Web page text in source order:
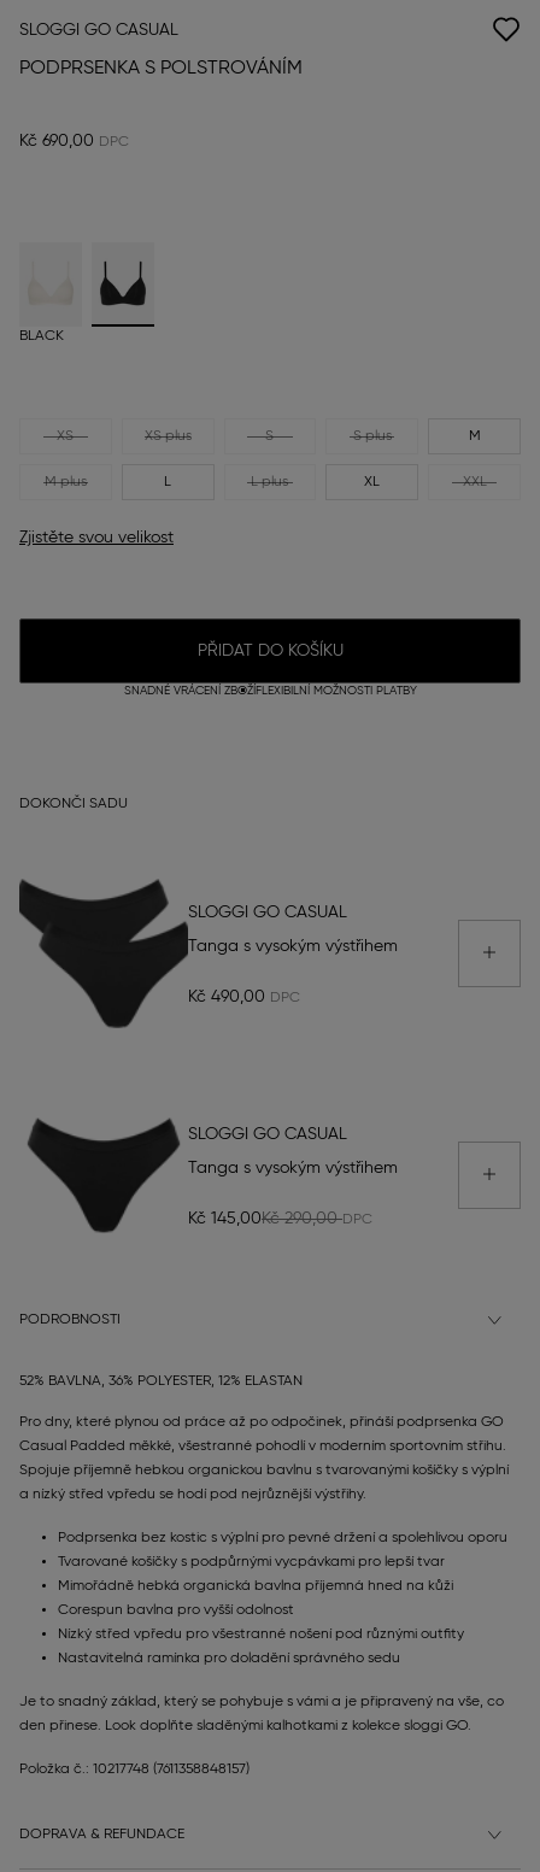
SLOGGI GO CASUAL
PODPRSENKA S POLSTROVÁNÍM
Kč 690,00
BLACK
XS XS plus S S plus M
M plus L L plus XL XXL
Zjistěte svou velikost
PŘIDAT DO KOŠÍKU
SNADNÉ VRÁCENÍ ZBOŽÍ FLEXIBILNÍ MOŽNOSTI PLATBY
DOKONČI SADU
SLOGGI GO CASUAL
Tanga s vysokým výstřihem
Kč 490,00
SLOGGI GO CASUAL
Tanga s vysokým výstřihem
Kč 145,00Kč 290,00
PODROBNOSTI
52% BAVLNA, 36% POLYESTER, 12% ELASTAN
Pro dny, které plynou od práce až po odpočinek, přináší podprsenka GO
Casual Padded měkké, všestranné pohodlí v moderním sportovním střihu.
Spojuje příjemně hebkou organickou bavlnu s tvarovanými košíčky s výplní
a nízký střed vpředu se hodí pod nejrůznější výstřihy.
Podprsenka bez kostic s výplní pro pevné držení a spolehlivou oporu
Tvarované košíčky s podpůrnými vycpávkami pro lepší tvar
Mimořádně hebká organická bavlna příjemná hned na kůži
Corespun bavlna pro vyšší odolnost
Nízký střed vpředu pro všestranné nošení pod různými outfity
Nastavitelná ramínka pro doladění správného sedu
Je to snadný základ, který se pohybuje s vámi a je připravený na vše, co
den přinese. Look doplňte sladěnými kalhotkami z kolekce sloggi GO.
Položka č.: 10217748 (7611358848157)
DOPRAVA & REFUNDACE